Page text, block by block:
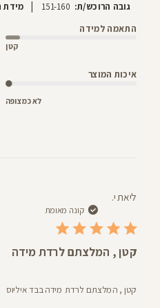
גובה הרוכש/ת: 151-160 מידת
התאמה למידה
קטן
איכות המוצר
לא כמצופה
ליאת י.
קונה מאומת
קטן , המלצתם לרדת מידה
קטן , המלצתם לרדת מידה בבד איליוס